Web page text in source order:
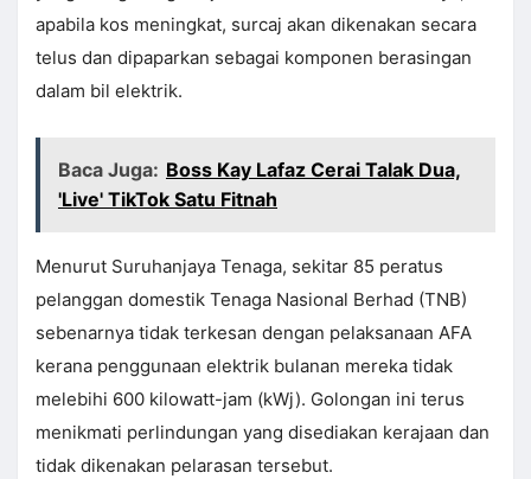
apabila kos meningkat, surcaj akan dikenakan secara
telus dan dipaparkan sebagai komponen berasingan
dalam bil elektrik.
Baca Juga: Boss Kay Lafaz Cerai Talak Dua,
'Live' TikTok Satu Fitnah
Menurut Suruhanjaya Tenaga, sekitar 85 peratus
pelanggan domestik Tenaga Nasional Berhad (TNB)
sebenarnya tidak terkesan dengan pelaksanaan AFA
kerana penggunaan elektrik bulanan mereka tidak
melebihi 600 kilowatt-jam (kWj). Golongan ini terus
menikmati perlindungan yang disediakan kerajaan dan
tidak dikenakan pelarasan tersebut.